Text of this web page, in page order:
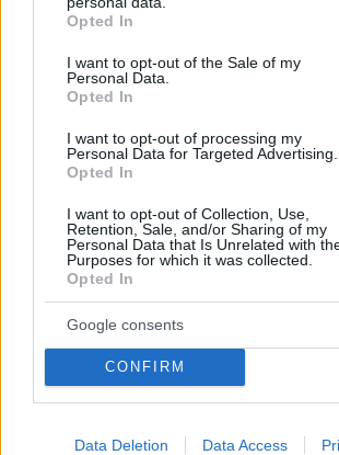
grant or deny consent to Google and its
use your data for below specified purposes
consent section.
Opted In
I want to opt-out of the Sale of my
Personal Data.
Opted In
I want to opt-out of processing my
Personal Data for Targeted Advertising.
Opted In
I want to opt-out of Collection, Use,
Retention, Sale, and/or Sharing of my
Personal Data that Is Unrelated with
Purposes for which it was collected.
Opted In
Google consents
CONFIRM
Data Deletion Data Access
θέσεις. Για παράδειγμα,
φαρμακευτικής εταιρείας
Στέλιος Παπαδόπουλος από
μάλιστα λένε ότι είναι
γενικού διευθυντή, είχε
Σκάνγκος, τον οποίο διαδέχθηκε
CEO o Μισέλ Βουνάτσος.
Παρεμπιπτόντως η περίπτωσή
(Ελληνας μόνο από την πλευρά
ίσως από τις πιο λαμπρές στην
ερευνών. Φανταστείτε ότι πριν
ο αμερικανικός οργανισμός
Innovation Organization (BIO)
«στρατηγό» στη μάχη των